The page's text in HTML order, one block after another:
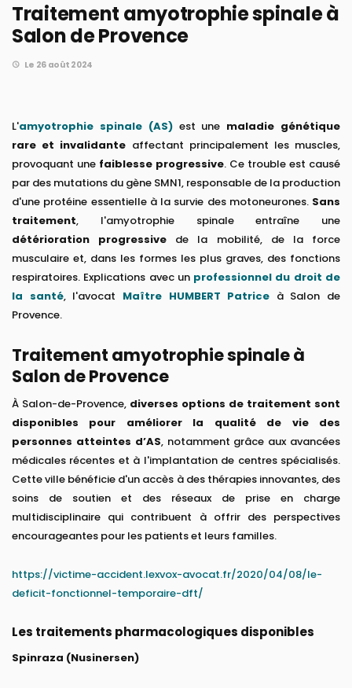
Traitement amyotrophie spinale à
Salon de Provence
Le 26 août 2024
L'amyotrophie spinale (AS)est une maladie génétique
rare et invalidante affectant principalement les muscles,
provoquant une faiblesse progressive. Ce trouble est causé
par des mutations du gène SMN1, responsable de la production
d'une protéine essentielle à la survie des motoneurones.Sans
traitement, l'amyotrophie spinale entraîne une
détérioration progressive de la mobilité, de la force
musculaire et, dans les formes les plus graves, des fonctions
respiratoires. Explications avec un professionnel du droit de
la santé, l'avocat Maître HUMBERT Patrice à Salon de
Provence.
Traitement amyotrophie spinale à
Salon de Provence
À Salon-de-Provence, diverses options de traitement sont
disponibles pour améliorer la qualité de vie des
personnes atteintes d’AS, notamment grâce aux avancées
médicales récentes et à l'implantation de centres spécialisés.
Cette ville bénéficie d'un accès à des thérapies innovantes, des
soins de soutien et des réseaux de prise en charge
multidisciplinaire qui contribuent à offrir des perspectives
encourageantes pour les patients et leurs familles.
https://victime-accident.lexvox-avocat.fr/2020/04/08/le-
deficit-fonctionnel-temporaire-dft/
Les traitements pharmacologiques disponibles
Spinraza (Nusinersen)